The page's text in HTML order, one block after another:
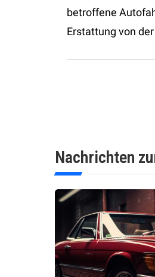
betroffene
Erstattung von
Nachrichten